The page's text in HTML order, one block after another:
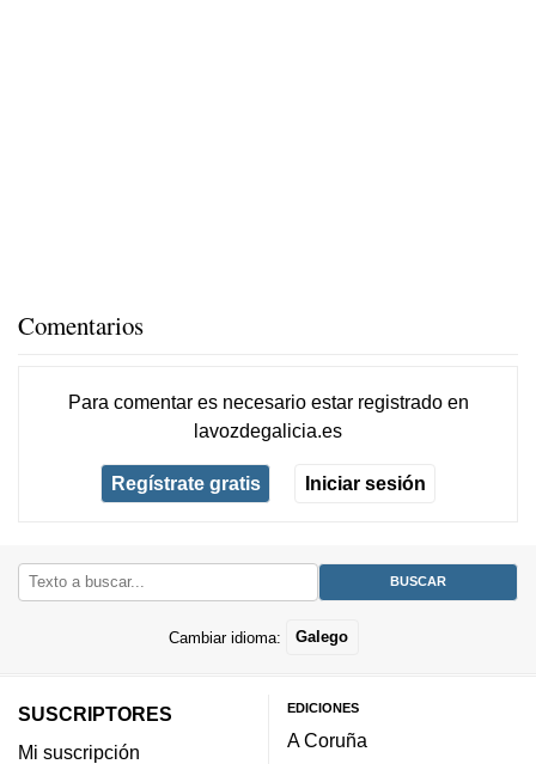
Comentarios
Para comentar es necesario estar registradoen
lavozdegalicia.es
Regístrate gratis Iniciar sesión
Cambiar idioma: Galego
SUSCRIPTORES
Mi suscripción
EDICIONES
A Coruña